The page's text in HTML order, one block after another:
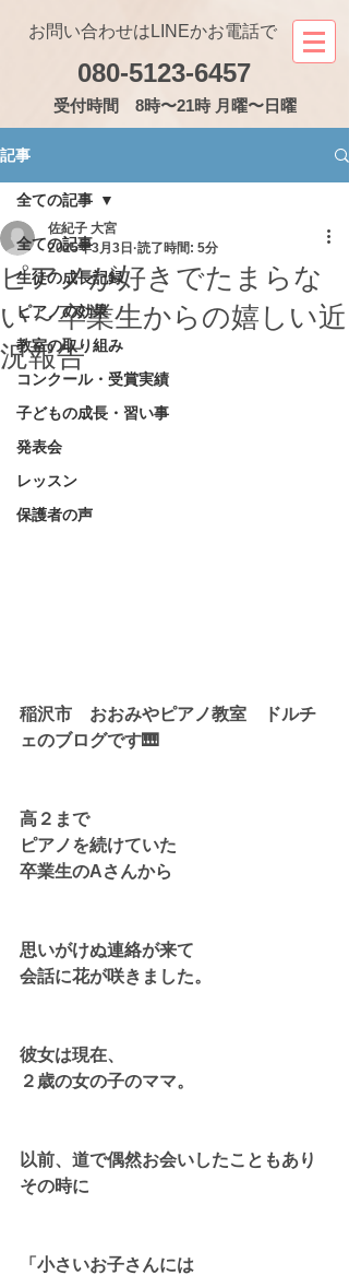
080-5123-6457
お問い合わせはLINEかお電話で
受付時間 8時〜21時 月曜〜日曜
記事
全ての記事
生徒の成長記録
ピアノの効果
教室の取り組み
コンクール・受賞実績
子どもの成長・習い事
発表会
レッスン
保護者の声
全ての記事
ピアノが好きでたまらな
い～卒業生からの嬉しい近
況報告
佐紀子 大宮
2025年3月3日 読了時間: 5分
稲沢市　おおみやピアノ教室　ドルチ
ェのブログです🎹
高２まで
ピアノを続けていた
卒業生のAさんから
思いがけぬ連絡が来て
会話に花が咲きました。
彼女は現在、
２歳の女の子のママ。
以前、道で偶然お会いしたこともあり
その時に
「小さいお子さんには